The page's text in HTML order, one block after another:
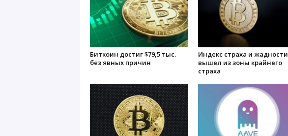
Биткоин достиг $79,5 тыс.
без явных причин
Индекс страха и жадности
вышел из зоны крайнего
страха